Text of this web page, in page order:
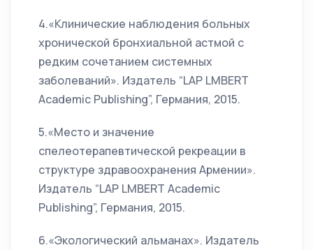
4.«Клинические наблюдения больных
хронической бронхиальной астмой с
редким сочетанием системных
заболеваний». Издатель “LAP LMBERT
Academic Publishing”, Германия, 2015.
5.«Место и значение
спелеотерапевтической рекреации в
структуре здравоохранения Армении».
Издатель “LAP LMBERT Academic
Publishing”, Германия, 2015.
6.«Экологический альманах». Издатель